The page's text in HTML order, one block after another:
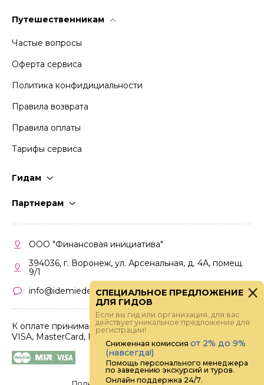
Путешественникам
Частые вопросы
Оферта сервиса
Политика конфидициальности
Правила возврата
Правила оплаты
Тарифы сервиса
Гидам
Партнерам
Кабинет партнера
Правила участия
ООО "Финансовая инициатива"
394036, г. Воронеж, ул. Арсенальная, д. 4А, помещ.
9/1
info@idemiedem.ru
К оплате принимаются карты
VISA, MasterCard, МИР
Политика конфиденциальности
СПЕЦИАЛЬНОЕ ПРЕДЛОЖЕНИЕ
ДЛЯ ГИДОВ
Если вы гид или организация, для вас
действует уникальное предложение для
регистрации!
Сниженная комиссия от 2% до 9%
(навсегда!)
Помощь персонального менеджера
по заведению экскурсий и туров.
Онлайн поддержка 24/7.